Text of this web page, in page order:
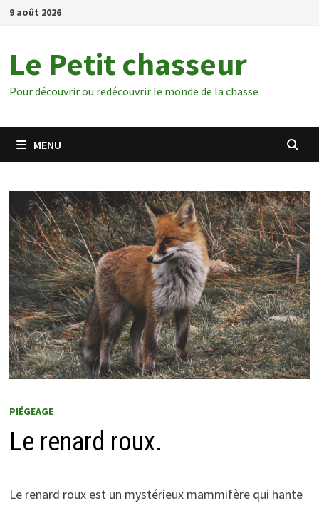
Passer
9 août 2026
Le Petit chasseur
Pour découvrir ou redécouvrir le monde de la chasse
MENU
PIÉGEAGE
Le renard roux.
Le renard roux est un mystérieux mammifère qui hante